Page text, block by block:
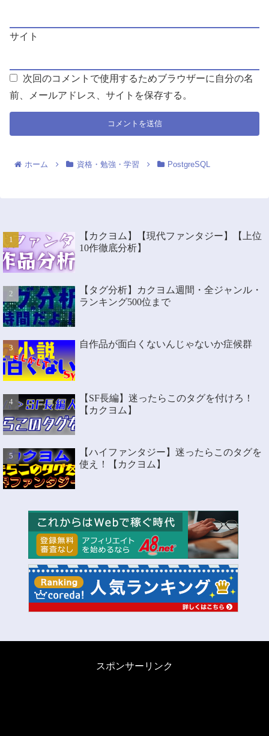
サイト
次回のコメントで使用するためブラウザーに自分の名
前、メールアドレス、サイトを保存する。
ホーム 資格・勉強・学習 PostgreSQL
【カクヨム】【現代ファンタジー】【上位
10作徹底分析】
【タグ分析】カクヨム週間・全ジャンル・
ランキング500位まで
自作品が面白くないんじゃないか症候群
【SF長編】迷ったらこのタグを付けろ！
【カクヨム】
【ハイファンタジー】迷ったらこのタグを
使え！【カクヨム】
スポンサーリンク